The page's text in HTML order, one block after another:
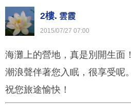
2樓. 雲霞
2015/07/27 07:00
海灘上的營地，真是別開生面！
潮浪聲伴著您入眠，很享受呢。
祝您旅途愉快！